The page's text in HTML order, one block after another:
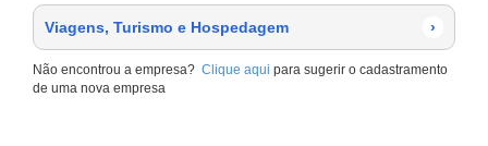
Viagens, Turismo e Hospedagem ›
Não encontrou a empresa? Clique aqui para sugerir o cadastramento
de uma nova empresa